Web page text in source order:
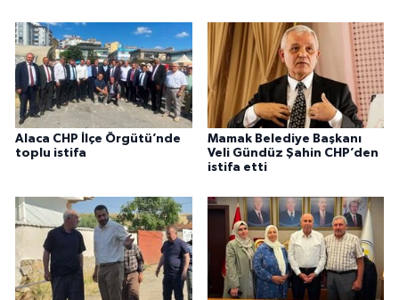
Alaca CHP İlçe Örgütü’nde
toplu istifa
Mamak Belediye Başkanı
Veli Gündüz Şahin CHP’den
istifa etti